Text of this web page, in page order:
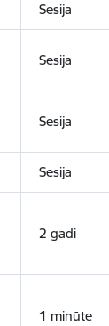
Sesija
Sesija
Sesija
Sesija
2 gadi
1 minūte